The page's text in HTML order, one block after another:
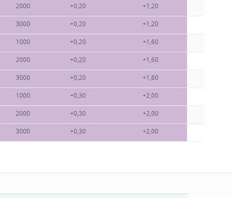
2000 +0,20 +1,20
3000 +0,20 +1,20
1000 +0,20 +1,60
2000 +0,20 +1,60
3000 +0,20 +1,60
1000 +0,30 +2,00
2000 +0,30 +2,00
3000 +0,30 +2,00